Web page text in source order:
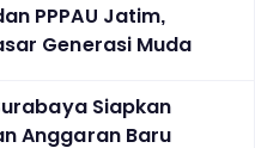
PPPAU Jatim,
Generasi Muda
Siapkan
Anggaran Baru